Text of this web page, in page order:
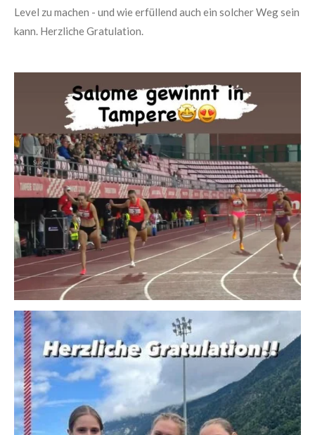
Level zu machen - und wie erfüllend auch ein solcher Weg sein
kann. Herzliche Gratulation.